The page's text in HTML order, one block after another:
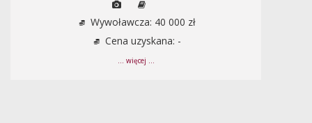
Wywoławcza: 40 000 zł
Cena uzyskana: -
... więcej ...